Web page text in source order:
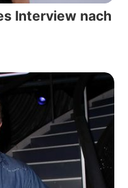
Interview nach